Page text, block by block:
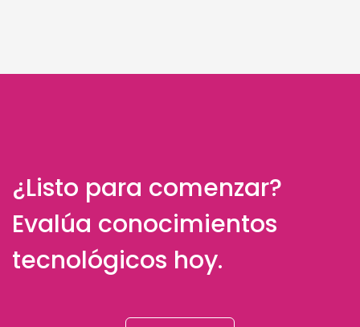
¿Listo para comenzar?
Evalúa conocimientos
tecnológicos hoy.